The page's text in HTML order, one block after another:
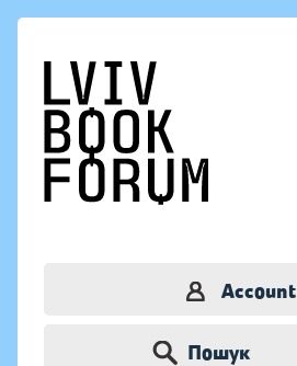
Account
Пошук